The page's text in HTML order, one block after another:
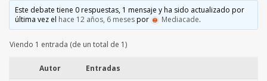
Contacto
Entrar
Este debate tiene 0 respuestas, 1 mensaje y ha sido actualizado por
última vez el hace 12 años, 6 mesespor Mediacade.
Viendo 1 entrada (de un total de 1)
Autor Entradas